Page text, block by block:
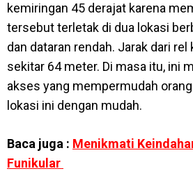
kemiringan 45 derajat karena
tersebut terletak di dua lokasi
dan dataran rendah. Jarak dari
sekitar 64 meter. Di masa itu, ini
akses yang mempermudah
lokasi ini dengan mudah.
Baca juga : Menikmati
Funikular